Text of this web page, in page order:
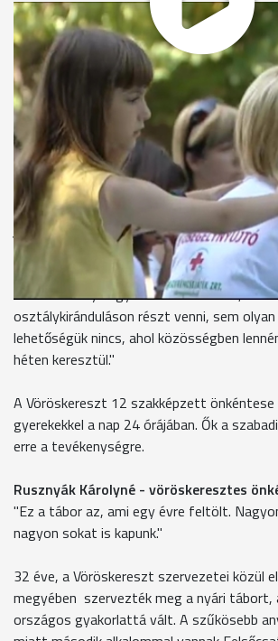
Éppen a katasztrófavédők tartanak
gyerekeknek. Egy hét alatt számos
táborban.
Egyed Anikó - Szombathely
"Nagyon tetszik itt minden, jó sok
igazából azért jöttem ide, hogy jól
Anikó asztmás. Ebben a táborban -
vagy fogyatékkal élő gyerekre -, rá is
jut.
György Béláné - táborvezető
"Zömében olyan gyerekek vannak itt, akik
osztálykiránduláson részt venni, sem
lehetőségük nincs, ahol közösségben
héten keresztül."
A Vöröskereszt 12 szakképzett
gyerekekkel a nap 24 órájában. Ők a
erre a tevékenységre.
Rusznyák Károlyné - vöröskeresztes
"Ez a tábor az, ami egy évre feltölt.
nagyon sokat is kapunk."
32 éve, a Vöröskereszt szervezetei közül
megyében szervezték meg a nyári tábort,
országos gyakorlattá vált. A szűkösebb